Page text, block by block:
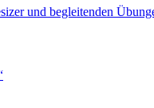
und begleitenden